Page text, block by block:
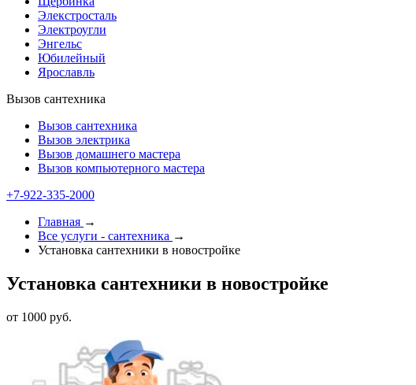
Элекстросталь
Электроугли
Энгельс
Юбилейный
Ярославль
Вызов сантехника
Вызов сантехника
Вызов электрика
Вызов домашнего мастера
Вызов компьютерного мастера
+7-922-335-1000
Главная →
Все услуги - cантехника →
Установка сантехники в новостройке
Установка сантехники в новостройке
от 1000 руб.